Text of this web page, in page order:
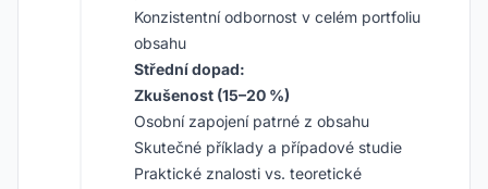
Konzistentní odbornost v celém portfoliu
obsahu
Střední dopad:
Zkušenost (15–20 %)
Osobní zapojení patrné z obsahu
Skutečné příklady a případové studie
Praktické znalosti vs. teoretické